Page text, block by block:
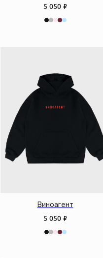
5 050 ₽
Виноагент
5 050 ₽